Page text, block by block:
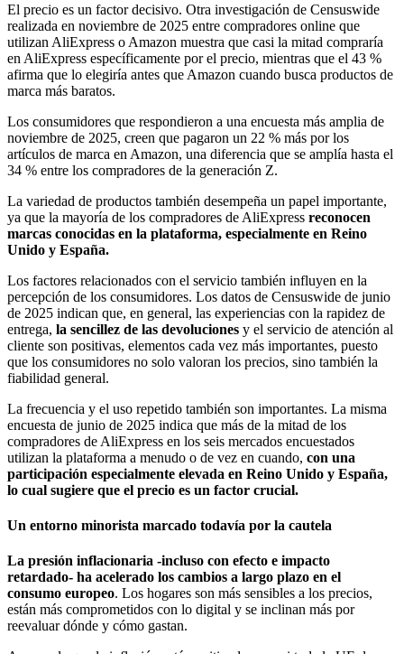
El precio es un factor decisivo. Otra investigación de Censuswide
realizada en noviembre de 2025 entre compradores online que
utilizan AliExpress o Amazon muestra que casi la mitad compraría
en AliExpress específicamente por el precio, mientras que el 43 %
afirma que lo elegiría antes que Amazon cuando busca productos de
marca más baratos.
Los consumidores que respondieron a una encuesta más amplia de
noviembre de 2025, creen que pagaron un 22 % más por los
artículos de marca en Amazon, una diferencia que se amplía hasta el
34 % entre los compradores de la generación Z.
La variedad de productos también desempeña un papel importante,
ya que la mayoría de los compradores de AliExpress reconocen
marcas conocidas en la plataforma, especialmente en Reino
Unido y España.
Los factores relacionados con el servicio también influyen en la
percepción de los consumidores. Los datos de Censuswide de junio
de 2025 indican que, en general, las experiencias con la rapidez de
entrega, la sencillez de las devoluciones y el servicio de atención al
cliente son positivas, elementos cada vez más importantes, puesto
que los consumidores no solo valoran los precios, sino también la
fiabilidad general.
La frecuencia y el uso repetido también son importantes. La misma
encuesta de junio de 2025 indica que más de la mitad de los
compradores de AliExpress en los seis mercados encuestados
utilizan la plataforma a menudo o de vez en cuando, con una
participación especialmente elevada en Reino Unido y España,
lo cual sugiere que el precio es un factor crucial.
Un entorno minorista marcado todavía por la cautela
La presión inflacionaria -incluso con efecto e impacto
retardado- ha acelerado los cambios a largo plazo en el
consumo europeo. Los hogares son más sensibles a los precios,
están más comprometidos con lo digital y se inclinan más por
reevaluar dónde y cómo gastan.